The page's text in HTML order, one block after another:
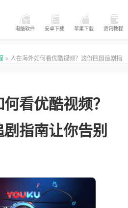
电脑软件 安卓下载 苹果下载 资讯教程
> 人在海外如何看优酷视频？这份回国追剧指
看优酷视频？
指南让你告别